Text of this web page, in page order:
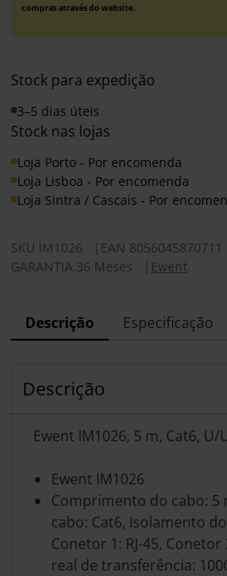
compras através do website.
Stock para expedição
3–5 dias úteis
Stock nas lojas
Loja Porto - Por encomenda
Loja Lisboa - Por encomenda
Loja Sintra / Cascais - Por
SKU IM1026 EAN 8056045870711
GARANTIA 36 Meses
Ewent
Descrição Especificação
Descrição
Ewent IM1026, 5 m, Cat6, U/
Ewent IM1026
Comprimento do cabo: 5
cabo: Cat6, Isolamento
Conetor 1: RJ-45, Conetor
real de transferência: